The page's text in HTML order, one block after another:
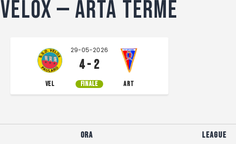
Video
Velox — Arta Terme
29-05-2026
4 - 2
FINALE
VEL ART
Ora League